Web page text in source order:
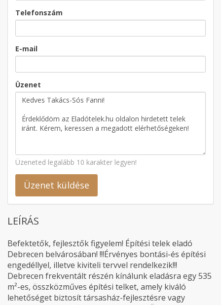
Telefonszám
E-mail
Üzenet
Üzeneted legalább 10 karakter legyen!
Üzenet küldése
LEÍRÁS
Befektetők, fejlesztők figyelem! Építési telek eladó
Debrecen belvárosában! !!!Érvényes bontási-és építési
engedéllyel, illetve kiviteli tervvel rendelkezik!!!
Debrecen frekventált részén kínálunk eladásra egy 535
m²-es, összközműves építési telket, amely kiváló
lehetőséget biztosít társasház-fejlesztésre vagy